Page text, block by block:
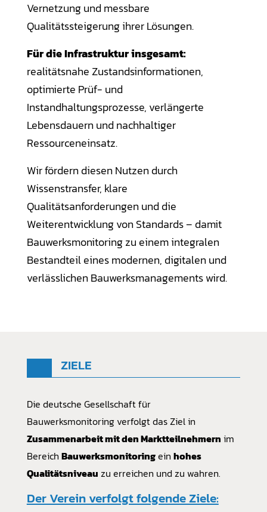
Vernetzung und messbare
Qualitätssteigerung ihrer Lösungen.
Für die Infrastruktur insgesamt:
realitätsnahe Zustandsinformationen,
optimierte Prüf- und
Instandhaltungsprozesse, verlängerte
Lebensdauern und nachhaltiger
Ressourceneinsatz.
Wir fördern diesen Nutzen durch
Wissenstransfer, klare
Qualitätsanforderungen und die
Weiterentwicklung von Standards – damit
Bauwerksmonitoring zu einem integralen
Bestandteil eines modernen, digitalen und
verlässlichen Bauwerksmanagements wird.
ZIELE
Die deutsche Gesellschaft für
Bauwerksmonitoring verfolgt das Ziel in
Zusammenarbeit mit den Marktteilnehmern im
Bereich Bauwerksmonitoringein hohes
Qualitätsniveau zu erreichen und zu wahren.
Der Verein verfolgt folgende Ziele: